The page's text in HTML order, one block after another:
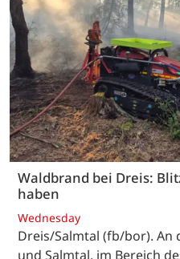
Waldbrand bei Dreis:
haben
Wednesday
Dreis/Salmtal (fb/bor). An
und Salmtal, im Bereich